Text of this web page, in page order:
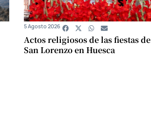
Actos religiosos de las fiestas de
San Lorenzo en Huesca
5 Agosto 2026